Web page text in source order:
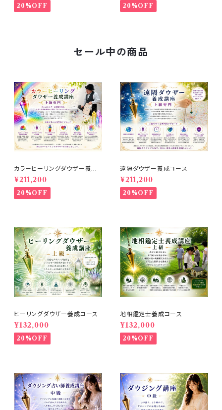
20%OFF 20%OFF
セール中の商品
カラーヒーリングダウザー養成
コース
¥211,200
20%OFF
遠隔ダウザー養成コース
¥211,200
20%OFF
ヒーリングダウザー養成コース
¥132,000
20%OFF
地相鑑定士養成コース
¥132,000
20%OFF